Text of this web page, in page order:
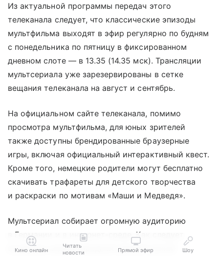
Из актуальной программы передач этого
телеканала следует, что классические эпизоды
мультфильма выходят в эфир регулярно по будням
с понедельника по пятницу в фиксированном
дневном слоте — в 13.35 (14.35 мск). Трансляции
мультсериала уже зарезервированы в сетке
вещания телеканала на август и сентябрь.
На официальном сайте телеканала, помимо
просмотра мультфильма, для юных зрителей
также доступны брендированные браузерные
игры, включая официальный интерактивный квест.
Кроме того, немецкие родители могут бесплатно
скачивать трафареты для детского творчества
и раскраски по мотивам «Маши и Медведя».
Мультсериал собирает огромную аудиторию
в Германии и в интернет-среде. Как следует
из данных международной аналитической
Кино онлайн
Читать
новости
Прямой эфир Шоу